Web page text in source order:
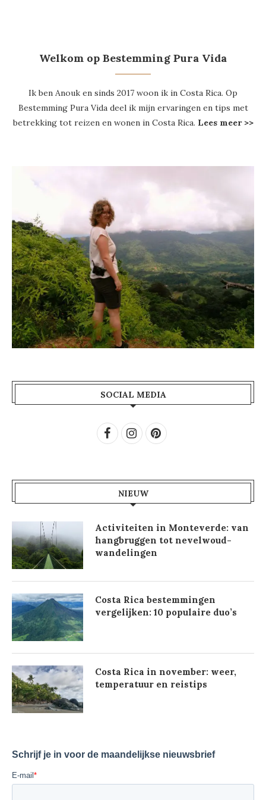
Welkom op Bestemming Pura Vida
Ik ben Anouk en sinds 2017 woon ik in Costa Rica. Op
Bestemming Pura Vida deel ik mijn ervaringen en tips met
betrekking tot reizen en wonen in Costa Rica. Lees meer >>
SOCIAL MEDIA
NIEUW
Activiteiten in Monteverde: van
hangbruggen tot nevelwoud-
wandelingen
Costa Rica bestemmingen
vergelijken: 10 populaire duo’s
Costa Rica in november: weer,
temperatuur en reistips